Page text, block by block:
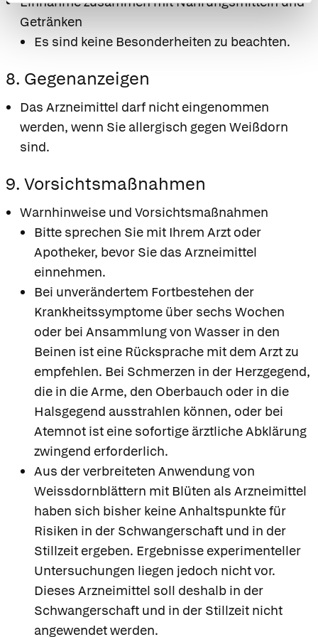
Getränken
Es sind keine Besonderheiten zu beachten.
8. Gegenanzeigen
Das Arzneimittel darf nicht eingenommen
werden, wenn Sie allergisch gegen Weißdorn
sind.
9. Vorsichtsmaßnahmen
Warnhinweise und Vorsichtsmaßnahmen
Bitte sprechen Sie mit Ihrem Arzt oder
Apotheker, bevor Sie das Arzneimittel
einnehmen.
Bei unverändertem Fortbestehen der
Krankheitssymptome über sechs Wochen
oder bei Ansammlung von Wasser in den
Beinen ist eine Rücksprache mit dem Arzt zu
empfehlen. Bei Schmerzen in der Herzgegend,
die in die Arme, den Oberbauch oder in die
Halsgegend ausstrahlen können, oder bei
Atemnot ist eine sofortige ärztliche Abklärung
zwingend erforderlich.
Aus der verbreiteten Anwendung von
Weissdornblättern mit Blüten als Arzneimittel
haben sich bisher keine Anhaltspunkte für
Risiken in der Schwangerschaft und in der
Stillzeit ergeben. Ergebnisse experimenteller
Untersuchungen liegen jedoch nicht vor.
Dieses Arzneimittel soll deshalb in der
Schwangerschaft und in der Stillzeit nicht
angewendet werden.